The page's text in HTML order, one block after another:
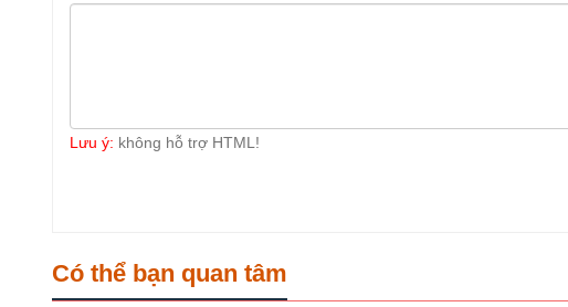
Lưu ý: không hỗ trợ HTML!
Có thể bạn quan tâm